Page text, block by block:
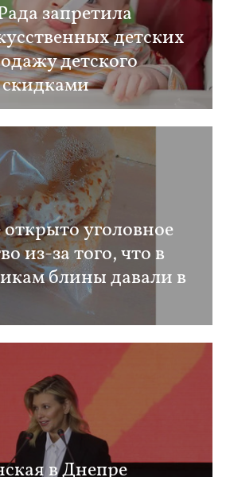
запретила
детских
детского
уголовное
из-за того, что в
блины давали в
в Днепре